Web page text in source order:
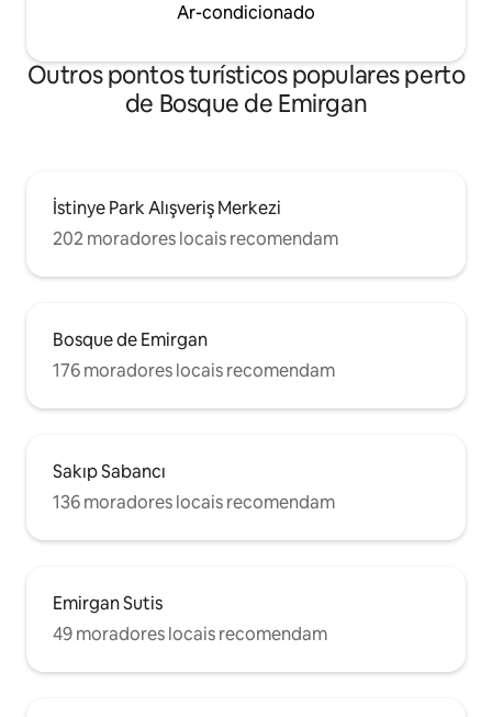
Ar-condicionado
Outros pontos turísticos populares perto
de Bosque de Emirgan
İstinye Park Alışveriş Merkezi
202 moradores locais recomendam
Bosque de Emirgan
176 moradores locais recomendam
Sakıp Sabancı
136 moradores locais recomendam
Emirgan Sutis
49 moradores locais recomendam